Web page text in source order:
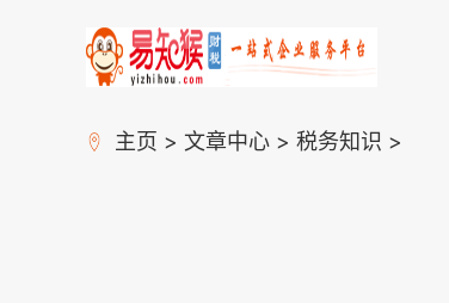
主页 > 文章中心 > 税务知识 >